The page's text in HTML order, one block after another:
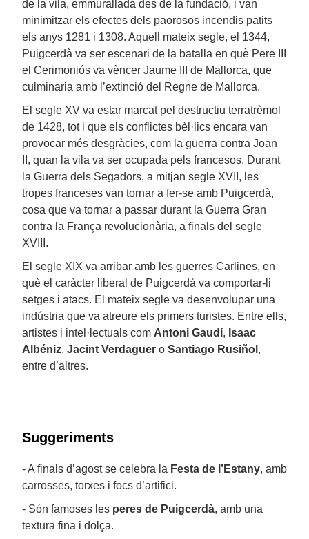
de la vila, emmurallada des de la fundació, i van
minimitzar els efectes dels paorosos incendis patits
els anys 1281 i 1308. Aquell mateix segle, el 1344,
Puigcerdà va ser escenari de la batalla en què Pere III
el Cerimoniós va vèncer Jaume III de Mallorca, que
culminaria amb l’extinció del Regne de Mallorca.
El segle XV va estar marcat pel destructiu terratrèmol
de 1428, tot i que els conflictes bèl·lics encara van
provocar més desgràcies, com la guerra contra Joan
II, quan la vila va ser ocupada pels francesos. Durant
la Guerra dels Segadors, a mitjan segle XVII, les
tropes franceses van tornar a fer-se amb Puigcerdà,
cosa que va tornar a passar durant la Guerra Gran
contra la França revolucionària, a finals del segle
XVIII.
El segle XIX va arribar amb les guerres Carlines, en
què el caràcter liberal de Puigcerdà va comportar-li
setges i atacs. El mateix segle va desenvolupar una
indústria que va atreure els primers turistes. Entre ells,
artistes i intel·lectuals com Antoni Gaudí, Isaac
Albéniz, Jacint Verdaguer o Santiago Rusiñol ,
entre d’altres.
Suggeriments
- A finals d’agost se celebra la Festa de l’Estany, amb
carrosses, torxes i focs d’artifici.
- Són famoses les peres de Puigcerdà, amb una
textura fina i dolça.